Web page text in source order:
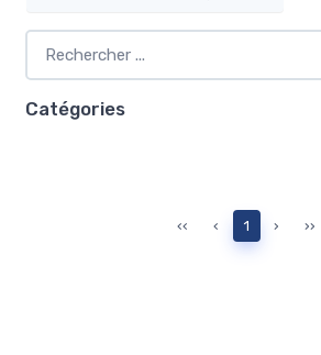
Catégories
‹‹ ‹ 1 › ››